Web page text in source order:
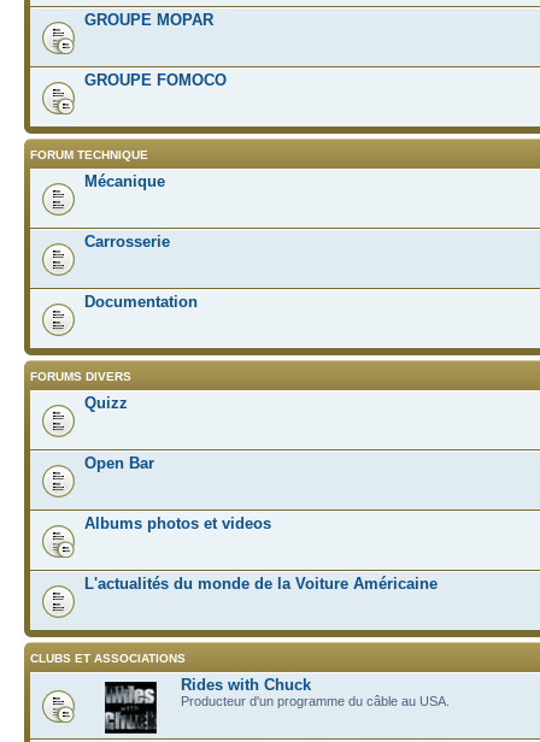
GROUPE MOPAR
GROUPE FOMOCO
FORUM TECHNIQUE
Mécanique
Carrosserie
Documentation
FORUMS DIVERS
Quizz
Open Bar
Albums photos et videos
L'actualités du monde de la Voiture Américaine
CLUBS ET ASSOCIATIONS
Rides with Chuck
Producteur d'un programme du câble au USA.